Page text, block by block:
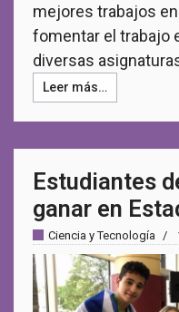
mejores trabajos
fomentar el trabajo
diversas
Leer más…
Estudiantes
ganar en
Ciencia y Tecnología